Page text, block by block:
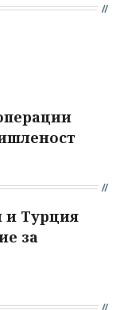
и Турция
за